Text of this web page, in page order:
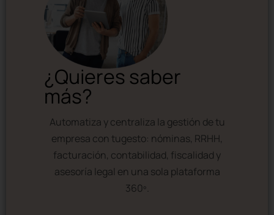
¿Quieres saber
más?
Automatiza y centraliza la gestión de tu
empresa con tugesto: nóminas, RRHH,
facturación, contabilidad, fiscalidad y
asesoría legal en una sola plataforma
360º.